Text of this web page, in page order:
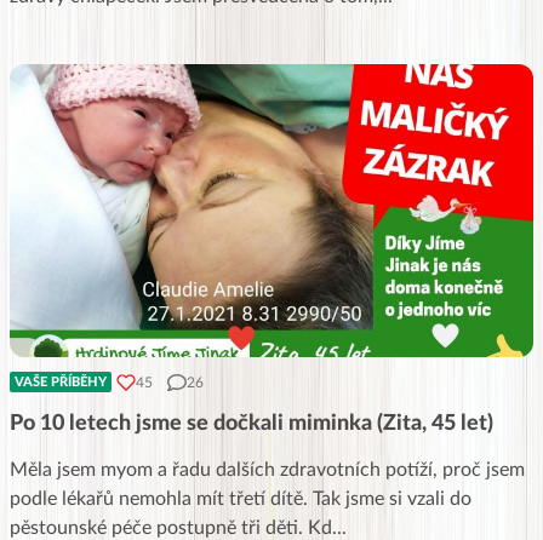
VAŠE PŘÍBĚHY 45 26
Po 10 letech jsme se dočkali miminka (Zita, 45 let)
Měla jsem myom a řadu dalších zdravotních potíží, proč jsem
podle lékařů nemohla mít třetí dítě. Tak jsme si vzali do
pěstounské péče postupně tři děti. Kd...